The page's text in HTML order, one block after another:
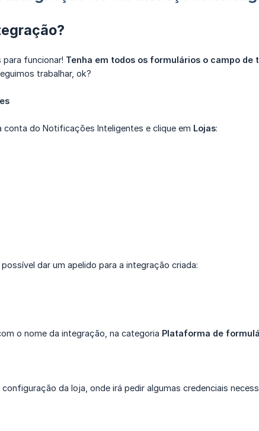
funcionar! Tenha em todos os formulários o campo
trabalhar, ok?
conta do Notificações Inteligentes e clique em Lojas:
possível dar um apelido para a integração criada:
o nome da integração, na categoria Plataforma de
da loja, onde irá pedir algumas credenciais